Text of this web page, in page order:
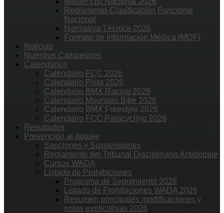
Reglamento Clasificación Funcional
Nacional
Normativa Técnica 2026
Formato de Información Médica (MDF)
Noticias
Nuestros Campeones
Calendarios
Calendario FCC 2026
Calendario Pista 2026
Calendario BMX Racing 2026
Calendario Mountain Bike 2026
Calendario BMX Freestyle 2026
Calendario FCC Paracycling 2026
Resultados
Prevención al dopaje
Sanciones y Suspensiones
Reglamento del Tribunal Disciplinario Antidopaje
Cursos WADA
Listado de Prohibiciones
Programa de Seguimiento 2026
Listado de Prohibiciones WADA 2026
Resumen principales modificaciones y
notas explicativas 2026